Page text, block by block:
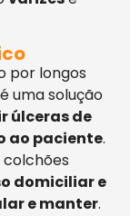
por longos
é uma solução
úlceras de
ao paciente.
colchões
domiciliar e
e manter.